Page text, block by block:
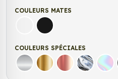
COULEURS MATES
Blanc matNoir mat
COULEURS SPÉCIALES
Argent Or Rose Gold
Chrome